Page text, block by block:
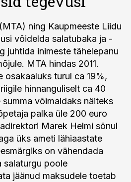
ning Kaupmeeste Liidu
võidelda salatubaka ja -
juhtida inimeste tähelepanu
MTA hindas 2011.
osakaaluks turul ca 19%,
hinnanguliselt ca 40
võimaldaks näiteks
palka üle 200 euro
Marek Helmi sõnul
üks ameti lähiaastate
on vähendada
salaturgu poole
jäänud maksudele toetab